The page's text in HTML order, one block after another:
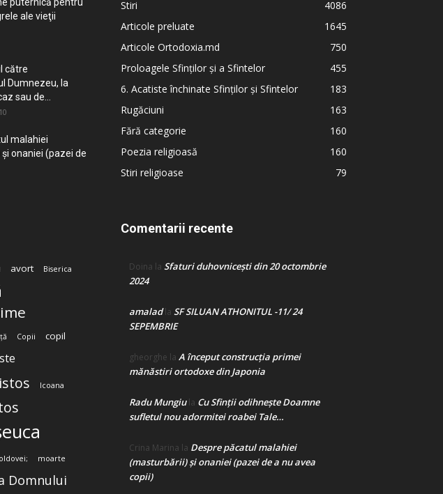
puternică pentru
ale vieţii
către
Dumnezeu, la
sau de...
malahiei
onaniei (pazei de
avort Biserica
Copii
copil
Icoana
moarte
Domnului
Stiri
4086
Articole preluate
1645
Articole Ortodoxia.md
750
Proloagele Sfinților și a Sfintelor
455
6. Acatiste închinate Sfinților și Sfintelor
183
Rugăciuni
163
Fără categorie
160
Poezia religioasă
160
Stiri religioase
79
Comentarii recente
Doina la Sfaturi duhovnicești din 20 octombrie
2024
amaladla SF SILUAN ATHONITUL -11/ 24
SEPEMBRIE
gheorghe la A început construcţia primei
mănăstiri ortodoxe din Japonia
Radu Mungiula Cu Sfinții odihnește Doamne
sufletul nou adormitei roabei Tale…
Crina Marina la Despre păcatul malahiei
(masturbării) şi onaniei (pazei de a nu avea
copii)